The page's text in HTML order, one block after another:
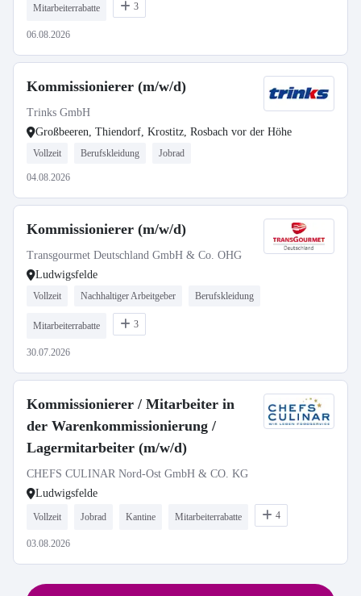
Mitarbeiterrabatte 3
06.08.2026
Kommissionierer (m/w/d)
Trinks GmbH
Großbeeren, Thiendorf, Krostitz, Rosbach vor der Höhe
Vollzeit Berufskleidung Jobrad
04.08.2026
Kommissionierer (m/w/d)
Transgourmet Deutschland GmbH & Co. OHG
Ludwigsfelde
Vollzeit Nachhaltiger Arbeitgeber Berufskleidung
Mitarbeiterrabatte 3
30.07.2026
Kommissionierer / Mitarbeiter in
der Warenkommissionierung /
Lagermitarbeiter (m/w/d)
CHEFS CULINAR Nord-Ost GmbH & CO. KG
Ludwigsfelde
Vollzeit Jobrad Kantine Mitarbeiterrabatte 4
03.08.2026